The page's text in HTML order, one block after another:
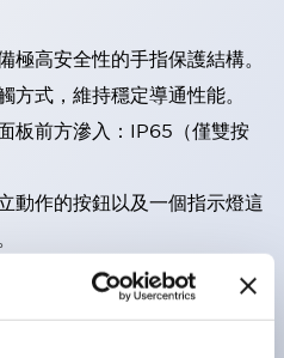
極高安全性的手指保護結構。
方式，維持穩定導通性能。
板前方滲入：IP65（僅雙按
動作的按鈕以及一個指示燈這
種電壓規格。